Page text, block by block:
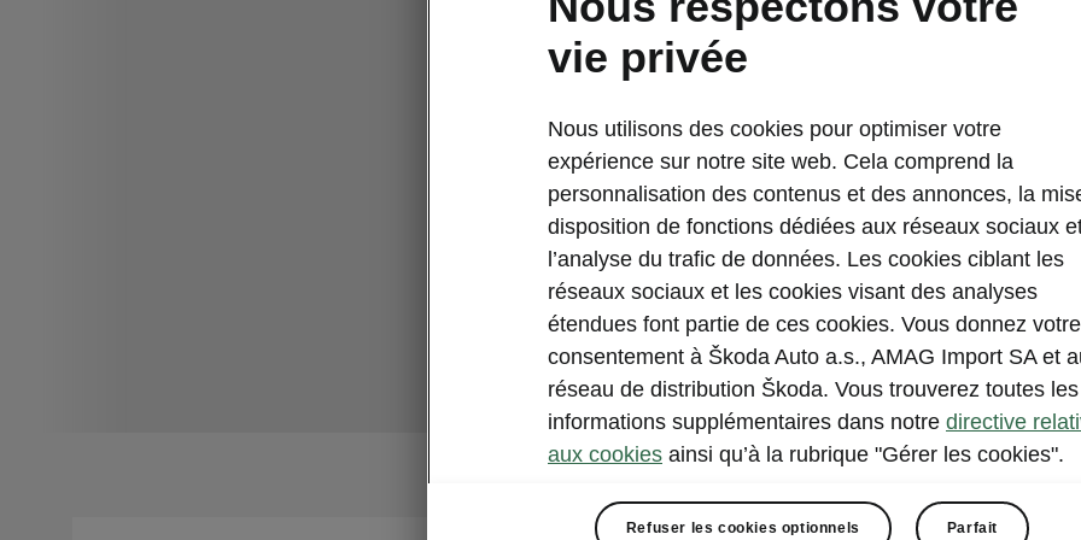
ŠKODA présentera la
le 4 mai
2021-04-30T11:13:10.524+00:00
La première mondiale numérique de cette
débutera à 19 h (HNEC)
Les fans de ŠKODA du monde entier pourront
ŠKODA Storyboard
Le DOX, le Centre d’art contemporain de
virtuelle
vie privée
Nous utilisons des cookies pour optimiser votre
expérience sur notre site web. Cela comprend la
personnalisation des contenus et des annonces, la
disposition de fonctions dédiées aux réseaux sociaux
l’analyse du trafic de données. Les cookies ciblant les
réseaux sociaux et les cookies visant des analyses
étendues font partie de ces cookies. Vous donnez votre
consentement à Škoda Auto a.s., AMAG Import SA et
réseau de distribution Škoda. Vous trouverez toutes les
informations supplémentaires dans notre directive
aux cookies ainsi qu’à la rubrique "Gérer les cookies".
Refuser les cookies optionnels Parfait